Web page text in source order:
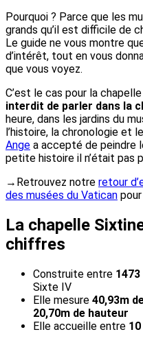
Pourquoi ? Parce que les
grands qu’il est difficile de
Le guide ne vous montre
d’intérêt, tout en vous
que vous voyez.
C’est le cas pour la
interdit de parler dans la
heure, dans les jardins du
l’histoire, la chronologie et
Ange a accepté de peindre
petite histoire il n’était pas
→Retrouvez notre retour
des musées du Vatican
La chapelle
chiffres
Construite entre
Sixte IV
Elle mesure 40,93m
20,70m de hauteur
Elle accueille entre